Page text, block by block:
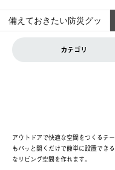
カテゴリ
アウトドアで快適な空間をつくるテ
もパッと開くだけで簡単に設置でき
なリビング空間を作れます。